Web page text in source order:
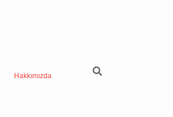
Hakkımızda